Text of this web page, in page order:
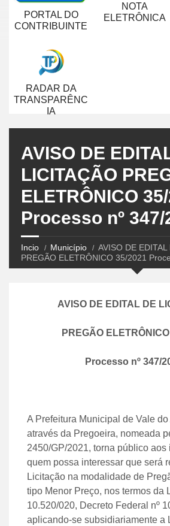
PORTAL DO
CONTRIBUINTE
NOTA
ELETRÔNICA
RADAR DA
TRANSPARÊNC
IA
AVISO DE
LICITAÇÃO
ELETRÔNICO
Processo nº 347/
Incio Município
AVISO DE
PREGÃO ELETRÔNICO 35/2021
AVISO DE EDITAL DE
PREGÃO ELETRÔNICO
Processo nº 347/
A Prefeitura Municipal de Vale do
através da Pregoeira, nomeada
2450/GP/2021, torna público aos
quem possa interessar que será
Licitação na modalidade de
tipo Menor Preço, nos termos da
10.520/020, Decreto Federal nº
aplicando-se subsidiariamente a